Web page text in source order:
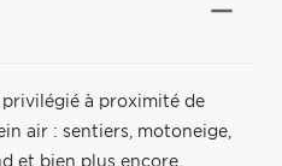
à proximité de
air : sentiers, motoneige,
et bien plus encore.